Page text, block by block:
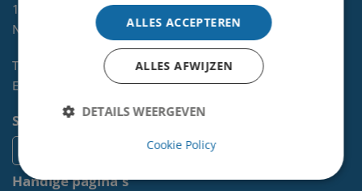
1970 AL
IJMUIDEN
NL
Telefoon:
0255-567 200
E-mail:
kunst@velsen.nl
Socials
Handige pagina's
ALLES ACCEPTEREN
ALLES AFWIJZEN
DETAILS WEERGEVEN
Cookie Policy